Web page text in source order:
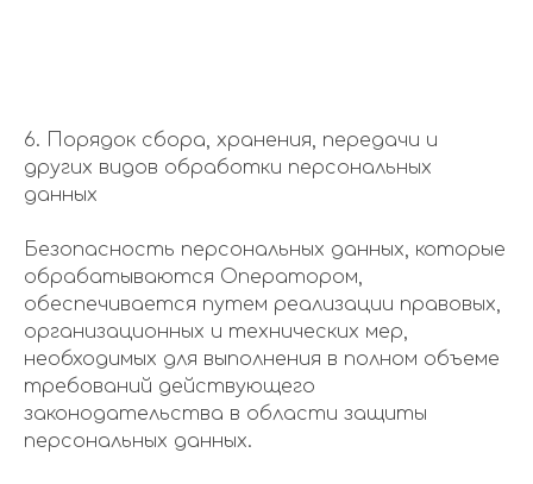
6. Порядок сбора, хранения, передачи и
других видов обработки персональных
данных
Безопасность персональных данных, которые
обрабатываются Оператором,
обеспечивается путем реализации правовых,
организационных и технических мер,
необходимых для выполнения в полном объеме
требований действующего
законодательства в области защиты
персональных данных.